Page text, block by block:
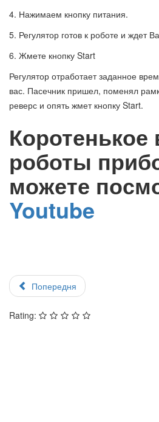
4. Нажимаем кнопку питания.
5. Регулятор готов к роботе и ждет
6. Жмете кнопку Start
Регулятор отработает заданное
вас. Пасечник пришел, поменял
реверс и опять жмет кнопку Start.
Коротенькое
роботы
можете
Youtube
Попередня
Rating: